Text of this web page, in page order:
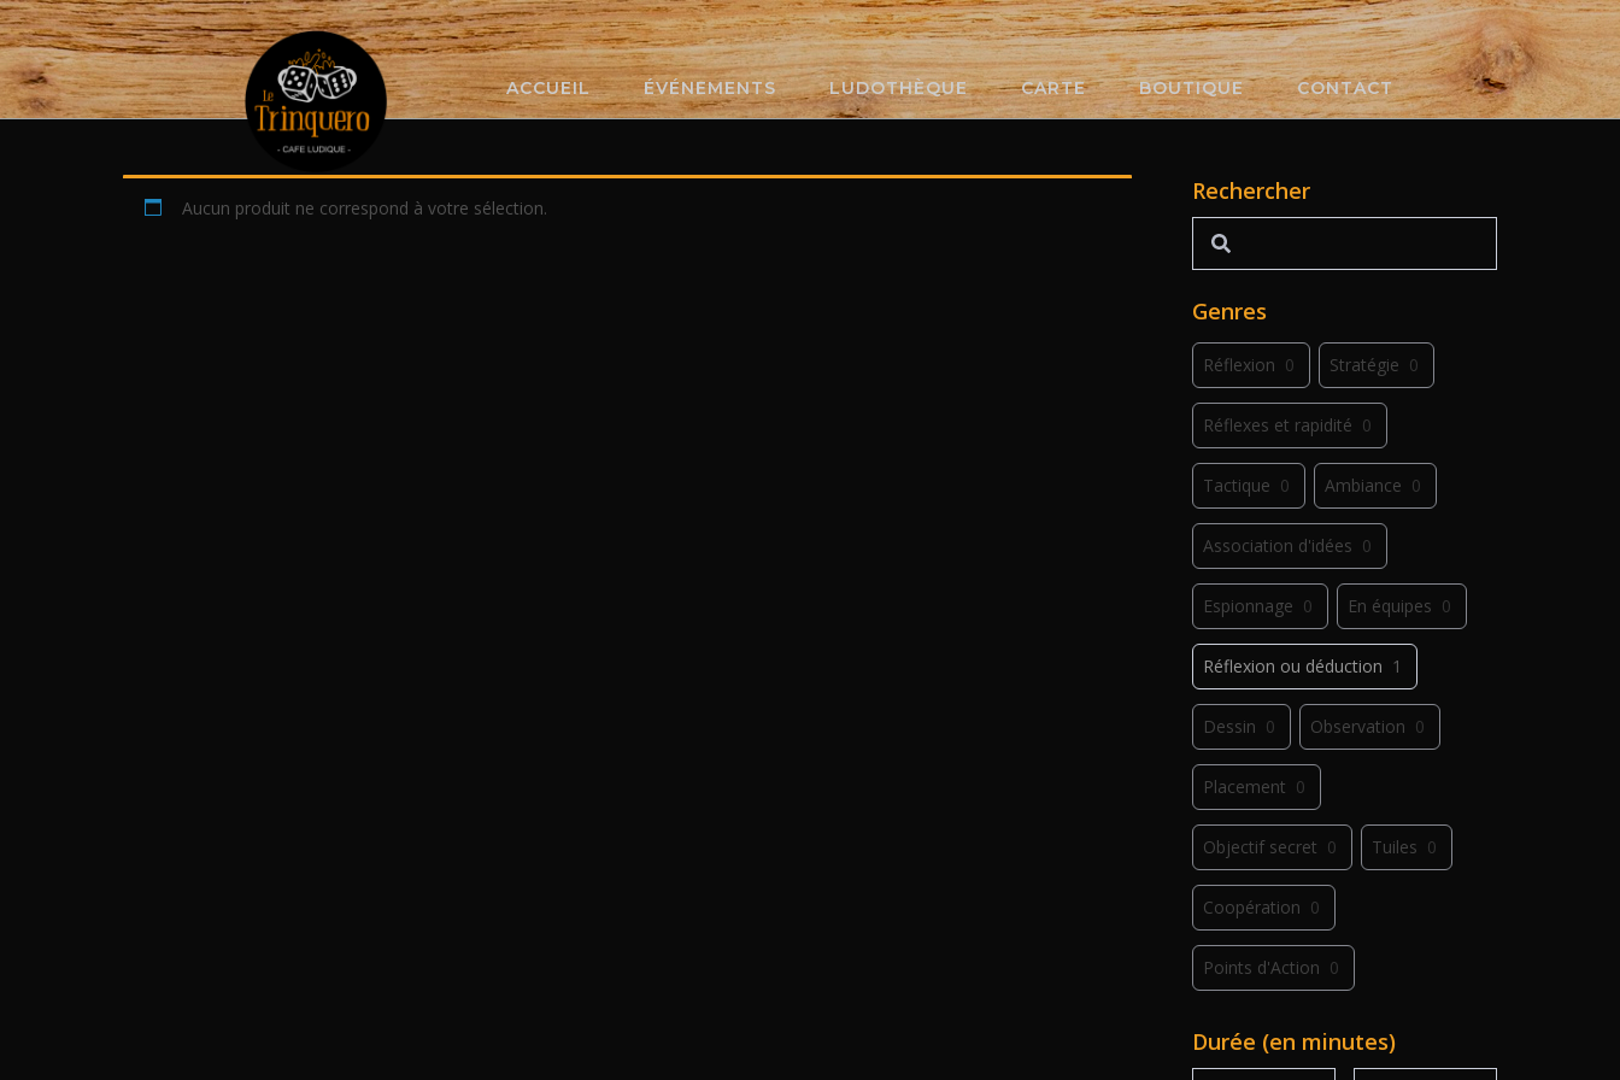
Skip
to
content
ACCUEIL ÉVÉNEMENTS LUDOTHÈQUE CARTE BOUTIQUE CONTACT
Aucun produit ne correspond à votre sélection.
Rechercher
Rechercher
Genres
Réflexion 0 Stratégie 0
Réflexes et rapidité 0
Tactique 0 Ambiance 0
Association d'idées 0
Espionnage 0 En équipes 0
Réflexion ou déduction 1
Dessin 0 Observation 0
Placement 0
Objectif secret 0 Tuiles 0
Coopération 0
Points d'Action 0
Déplacement 0
Durée (en minutes)